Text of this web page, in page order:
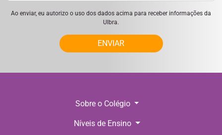
Ao enviar, eu autorizo o uso dos dados acima para receber informações da
Ulbra.
ENVIAR
Sobre o Colégio
Níveis de Ensino